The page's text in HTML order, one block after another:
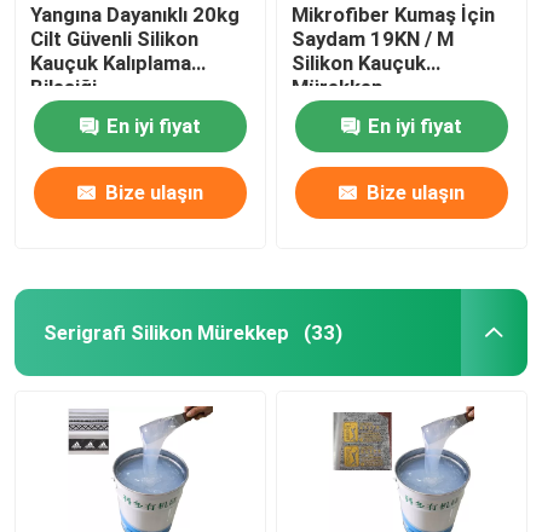
Yangına Dayanıklı 20kg
Cilt Güvenli Silikon
Kauçuk Kalıplama
Bileşiği
En iyi fiyat
Bize ulaşın
Mikrofiber Kumaş İçin
Saydam 19KN / M
Silikon Kauçuk
Mürekkep
En iyi fiyat
Bize ulaşın
Serigrafi Silikon Mürekkep (33)